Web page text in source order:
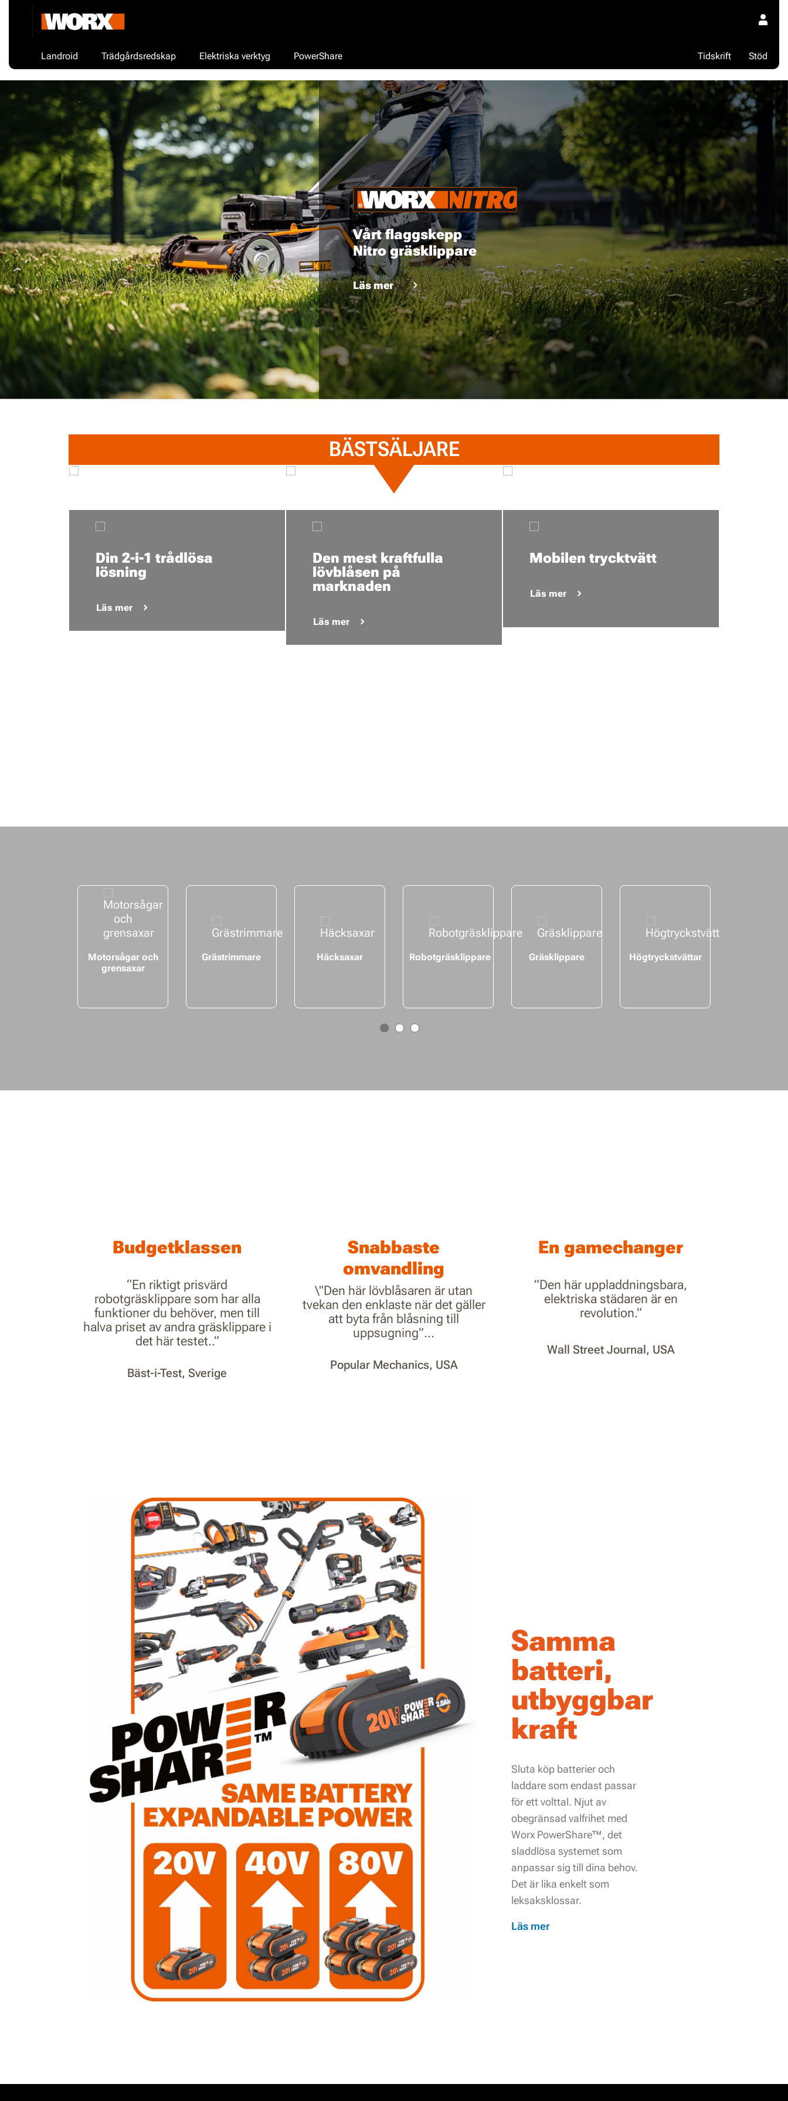
Landroid Trädgårdsredskap Elektriska verktyg PowerShare Stöd
Tidskrift
Vårt flaggskepp
Nitro gräsklippare
Läs mer
BÄSTSÄLJARE
Din 2-i-1 trådlösa
lösning
Läs mer
Den mest kraftfulla
lövblåsen på
marknaden
Läs mer
Mobilen trycktvätt
Läs mer
Motorsågar och
grensaxar
Grästrimmare Häcksaxar Robotgräsklippare Gräsklippare Högtryckstvättar
Budgetklassen
“En riktigt prisvärd
robotgräsklippare som har alla
funktioner du behöver, men till
halva priset av andra gräsklippare i
det här testet..”
Bäst-i-Test, Sverige
Snabbaste
omvandling
\"Den här lövblåsaren är utan
tvekan den enklaste när det gäller
att byta från blåsning till
uppsugning”…
Popular Mechanics, USA
En gamechanger
”Den här uppladdningsbara,
elektriska städaren är en
revolution.”
Wall Street Journal, USA
Samma
batteri,
utbyggbar
kraft
Sluta köp batterier och
laddare som endast passar
för ett volttal. Njut av
obegränsad valfrihet med
Worx PowerShare™, det
sladdlösa systemet som
anpassar sig till dina behov.
Det är lika enkelt som
leksaksklossar.
Läs mer